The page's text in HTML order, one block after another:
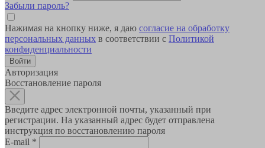
Забыли пароль?
Нажимая на кнопку ниже, я даю согласие на обработку
персональных данных в соответствии с Политикой
конфиденциальности
Авторизация
Восстановление пароля
Введите адрес электронной почты, указанный при
регистрации. На указанный адрес будет отправлена
инструкция по восстановлению пароля
E-mail *